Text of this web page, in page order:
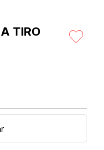
TIRO